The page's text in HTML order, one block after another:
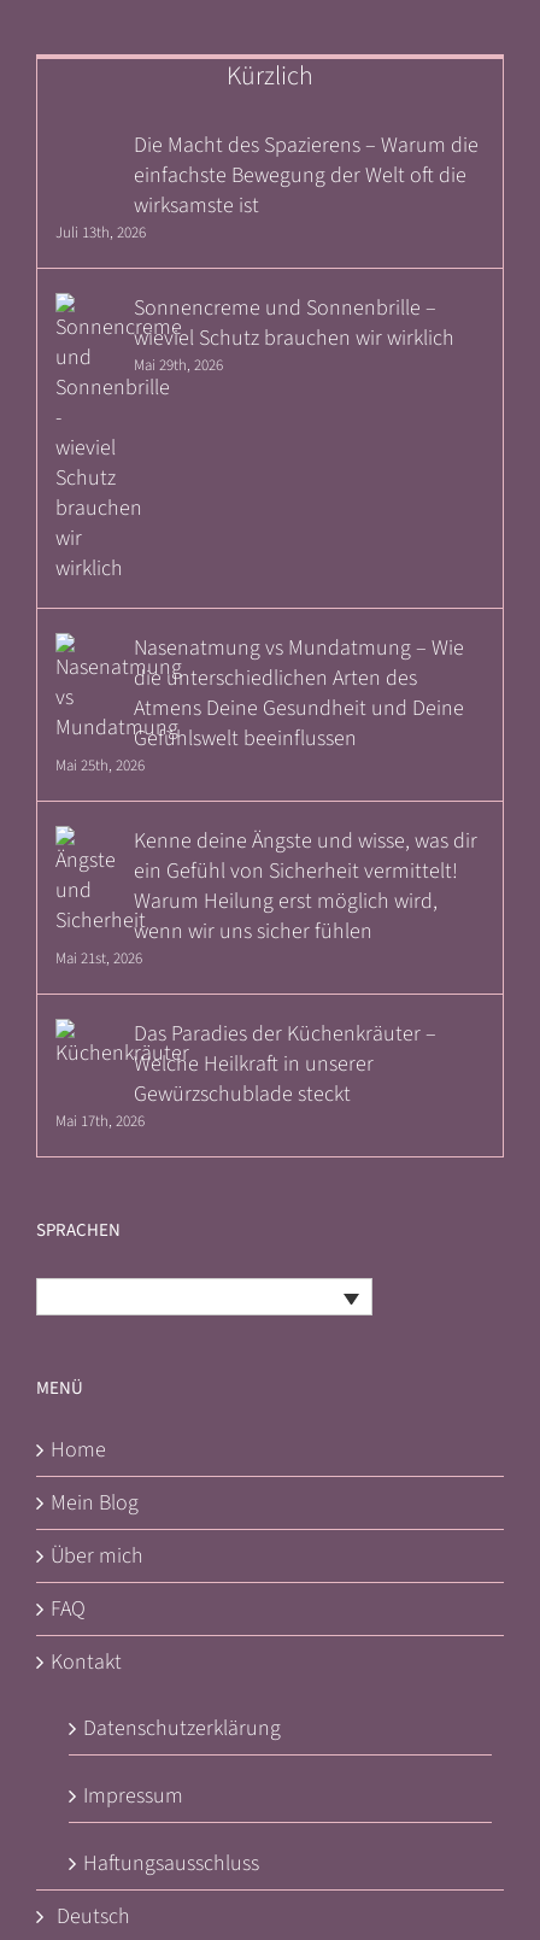
Kürzlich
Die Macht des Spazierens – Warum die
einfachste Bewegung der Welt oft die
wirksamste ist
Juli 13th, 2026
Sonnencreme und Sonnenbrille –
wieviel Schutz brauchen wir wirklich
Mai 29th, 2026
Nasenatmung vs Mundatmung – Wie
die unterschiedlichen Arten des
Atmens Deine Gesundheit und Deine
Gefühlswelt beeinflussen
Mai 25th, 2026
Kenne deine Ängste und wisse, was dir
ein Gefühl von Sicherheit vermittelt!
Warum Heilung erst möglich wird,
wenn wir uns sicher fühlen
Mai 21st, 2026
Das Paradies der Küchenkräuter –
Welche Heilkraft in unserer
Gewürzschublade steckt
Mai 17th, 2026
SPRACHEN
MENÜ
Home
Mein Blog
Über mich
FAQ
Kontakt
Datenschutzerklärung
Impressum
Haftungsausschluss
Deutsch